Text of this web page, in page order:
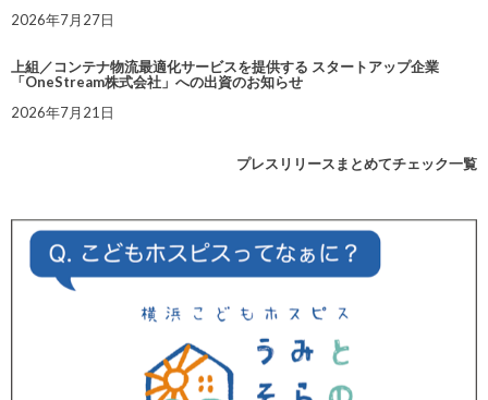
2026年7月27日
上組／コンテナ物流最適化サービスを提供する スタートアップ企業
「OneStream株式会社」への出資のお知らせ
2026年7月21日
プレスリリースまとめてチェック一覧